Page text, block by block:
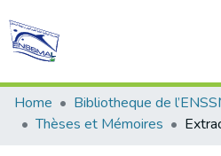
Communities &
All of
Home
Bibliotheque de
Thèses et Mémoires